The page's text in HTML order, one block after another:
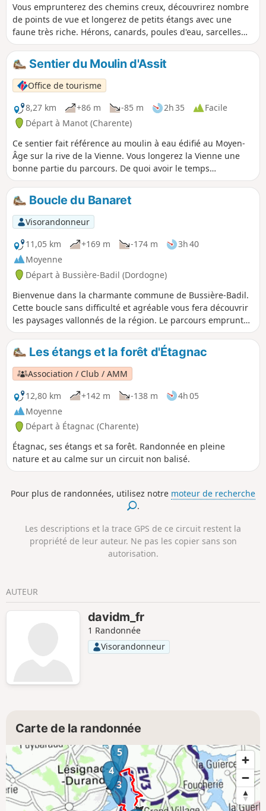
Vous emprunterez des chemins creux, découvrirez nombre
de points de vue et longerez de petits étangs avec une
faune très riche. Hérons, canards, poules d'eau, sarcelles
ont élu domicile dans ce coin calme. En remontant vers
Laudonnie, après le dernier étang, sur votre gauche, vous
passerez le "Clos du Boeuf", petite prairie où le paysan
conduisait son animal ou dans le meilleur cas sa paire de
bœufs pour un repos bien mérité après de longues heures
de marche.
Sentier du Moulin d'Assit
Office de tourisme
8,27 km
+86 m -85 m 2h 35
Facile
Départ à Manot (Charente)
Ce sentier fait référence au moulin à eau édifié au Moyen-
Âge sur la rive de la Vienne. Vous longerez la Vienne une
bonne partie du parcours. De quoi avoir le temps
d'apprécier pleinement découverte de cette rivière ! Si
parfois vous voyez des touristes en canoë-kayak c'est tout à
fait normal ! En effet, la Vienne est mise à profit pour des
activités nautiques.
Boucle du Banaret
Visorandonneur
11,05 km
+169 m -174 m
3h 40
Moyenne
Départ à Bussière-Badil (Dordogne)
Bienvenue dans la charmante commune de Bussière-Badil.
Cette boucle sans difficulté et agréable vous fera découvrir
les paysages vallonnés de la région. Le parcours emprunte
principalement des chemins de terre ombragés et quelques
passages sur de petites routes goudronnées. Vous pourrez
profiter de magnifiques vues sur les collines environnantes
et traverser des zones boisées préservées. Préparez-vous à
passer une journée agréable en pleine nature !
Les étangs et la forêt d'Étagnac
Association / Club / AMM
12,80 km
+142 m -138 m
4h 05
Moyenne
Départ à Étagnac (Charente)
Étagnac, ses étangs et sa forêt. Randonnée en pleine
nature et au calme sur un circuit non balisé.
Pour plus de randonnées, utilisez notre moteur de recherche
.
Les descriptions et la trace GPS de ce circuit restent la
propriété de leur auteur. Ne pas les copier sans son
autorisation.
AUTEUR
davidm_fr
1 Randonnée
Visorandonneur
Carte de la randonnée
3
4
5